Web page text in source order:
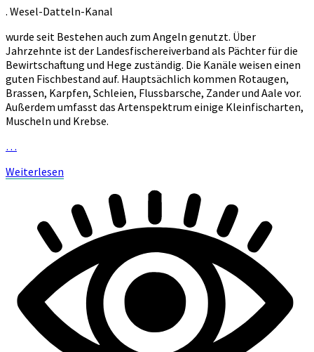
. Wesel-Datteln-Kanal
wurde seit Bestehen auch zum Angeln genutzt. Über
Jahrzehnte ist der Landesfischereiverband als Pächter für die
Bewirtschaftung und Hege zuständig. Die Kanäle weisen einen
guten Fischbestand auf. Hauptsächlich kommen Rotaugen,
Brassen, Karpfen, Schleien, Flussbarsche, Zander und Aale vor.
Außerdem umfasst das Artenspektrum einige Kleinfischarten,
Muscheln und Krebse.
…
Weiterlesen